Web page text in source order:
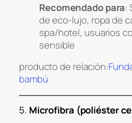
Recomendado para:
de eco-lujo, ropa de
spa/hotel, usuarios
sensible
producto de relación:
bambú
5. Microfibra (poliéster